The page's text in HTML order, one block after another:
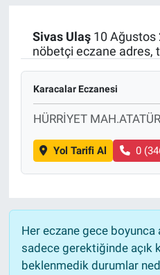
Sivas Ulaş10 Ağustos
nöbetçi eczane adres,
Karacalar Eczanesi
HÜRRİYET
Yol Tarifi Al 0
Her eczane gece boyunca
sadece gerektiğinde açık
beklenmedik durumlar
Politika
Bilecik
Kütahya
Gezi
Yerel